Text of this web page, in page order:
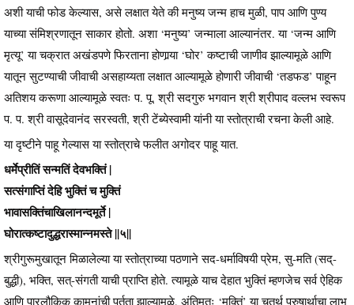
अशी याची फोड केल्यास, असे लक्षात येते की मनुष्य जन्म हाच मुळी, पाप आणि पुण्य
याच्या संमिश्रणातून साकार होतो. अशा ‘मनुष्य’ जन्माला आल्यानंतर. या ‘जन्म आणि
मृत्यू’ या चक्रात अखंडपणे फिरताना होणार्‍या ‘घोर’ कष्टाची जाणीव झाल्यामूळे आणि
यातून सुटण्याची जीवाची असहाय्यता लक्षात आल्यामूळे होणारी जीवाची ‘तडफड’ पाहून
अतिशय करूणा आल्यामूळे स्वतः प. पू. श्री सदगुरु भगवान श्री श्रीपाद वल्लभ स्वरूप
प. प. श्री वासूदेवानंद सरस्वती, श्री टेंब्येस्वामी यांनी या स्तोत्राची रचना केली आहे.
या दृष्टीने पाहू गेल्यास या स्तोत्राचे फलीत अगोदर पाहू यात.
धर्मेप्रीतिं सन्मतिं देवभक्तिं |
सत्संगाप्तिं देहि भुक्तिं च मुक्तिं
भावासक्तिंचाखिलानन्दमूर्ते |
घोरात्कष्टादुद्धरास्मान्नमस्ते ||५||
श्रीगुरूमुखातून मिळालेल्या या स्तोत्राच्या पठणाने सद-धर्माविषयी प्रेम, सु-मति (सद्-
बुद्धी), भक्ति, सत्-संगती याची प्राप्ति होते. त्यामूळे याच देहात भुक्तिं म्हणजेच सर्व ऐहिक
आणि पारलौकिक कामनांची पुर्तता झाल्यामूळे, अंतिमतः ‘मुक्तिं’ या चतुर्थ पुरुषार्थाचा लाभ